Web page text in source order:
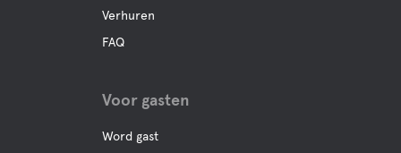
Conferentiezalen
Verhuren
FAQ
Voor gasten
Word gast